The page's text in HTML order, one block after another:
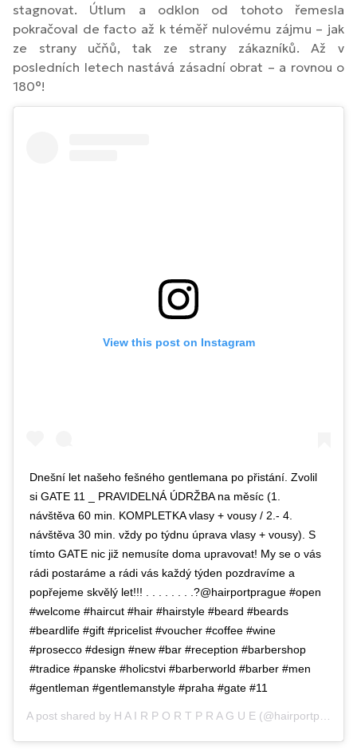
stagnovat. Útlum a odklon od tohoto řemesla
pokračoval de facto až k téměř nulovému zájmu – jak
ze strany učňů, tak ze strany zákazníků. Až v
posledních letech nastává zásadní obrat – a rovnou o
180°!
View this post on Instagram
Dnešní let našeho fešného gentlemana po přistání. Zvolil
si GATE 11 _ PRAVIDELNÁ ÚDRŽBA na měsíc (1.
návštěva 60 min. KOMPLETKA vlasy + vousy / 2.- 4.
návštěva 30 min. vždy po týdnu úprava vlasy + vousy). S
tímto GATE nic již nemusíte doma upravovat! My se o vás
rádi postaráme a rádi vás každý týden pozdravíme a
popřejeme skvělý let!!! . . . . . . . .?@hairportprague #open
#welcome #haircut #hair #hairstyle #beard #beards
#beardlife #gift #pricelist #voucher #coffee #wine
#prosecco #design #new #bar #reception #barbershop
#tradice #panske #holicstvi #barberworld #barber #men
#gentleman #gentlemanstyle #praha #gate #11
A post shared by H A I R P O R T P R A G U E (@hairportprague) on